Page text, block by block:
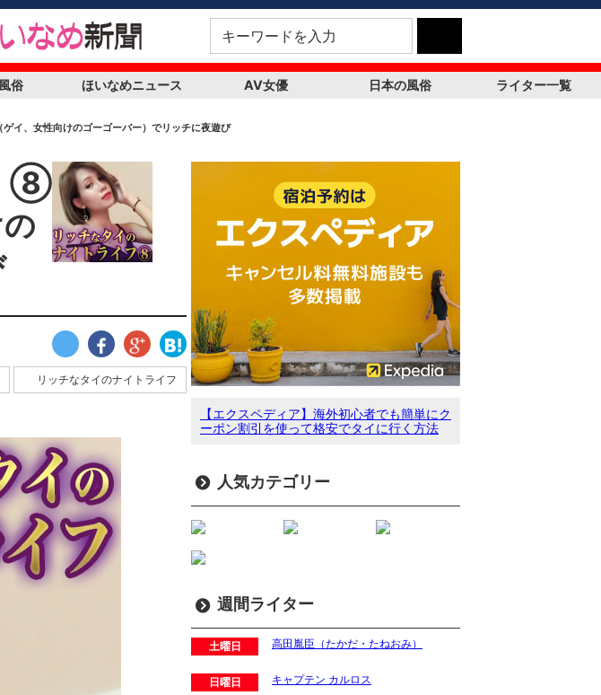
俗 ほいなめニュース AV女優 日本の風俗 ライター一覧
イ、女性向けのゴーゴーバー）でリッチに夜遊び
⑧
リッチなタイのナイトライフ
【エクスペディア】海外初心者でも簡単にク
ーポン割引を使って格安でタイに行く方法
人気カテゴリー
週間ライター
土曜日 高田胤臣（たかだ・たねおみ）
日曜日 キャプテン カルロス